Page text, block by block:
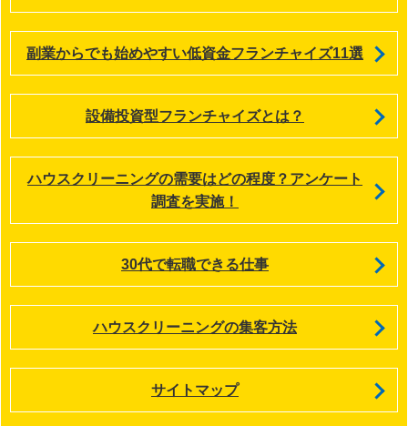
副業からでも始めやすい低資金フランチャイズ11選
設備投資型フランチャイズとは？
ハウスクリーニングの需要はどの程度？アンケート
調査を実施！
30代で転職できる仕事
ハウスクリーニングの集客方法
サイトマップ